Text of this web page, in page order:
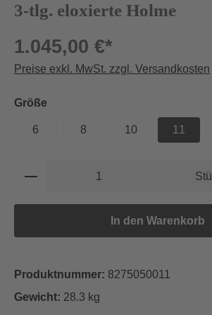
3-tlg. eloxierte Holme
1.045,00 €*
Preise exkl. MwSt. zzgl. Versandkosten
Größe
6 8 10 11
Produkt Anzahl: Gib den
In den Warenkorb
Produktnummer: 8275050011
Gewicht: 28.3 kg